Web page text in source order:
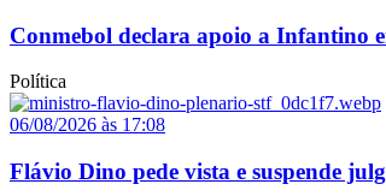
Conmebol declara apoio a Infantino
Política
06/08/2026 às 17:08
Flávio Dino pede vista e suspende